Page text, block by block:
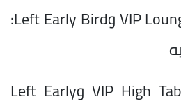
فئة VIP Lounges Right وLeft Early Bird:
فئة VIP High Table Right وLeft Early